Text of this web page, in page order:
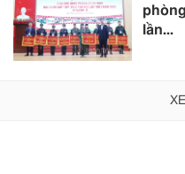
lần...